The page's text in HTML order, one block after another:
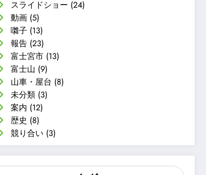
スライドショー (24)
動画 (5)
囃子 (13)
報告 (23)
富士宮市 (13)
富士山 (9)
山車・屋台 (8)
未分類 (3)
案内 (12)
歴史 (8)
競り合い (3)